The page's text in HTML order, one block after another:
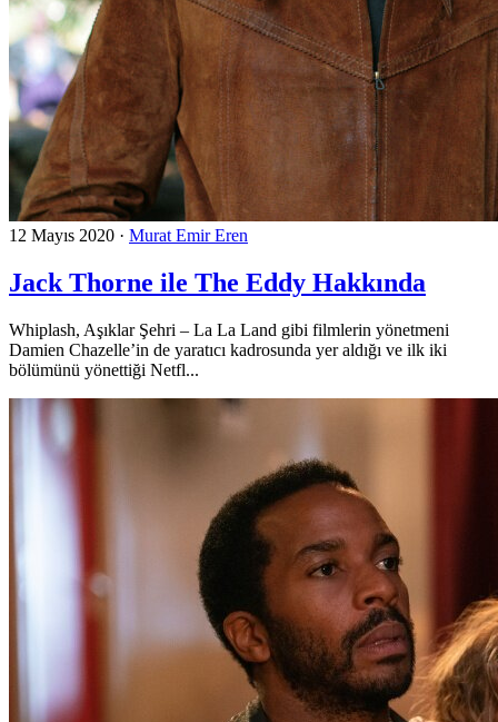
12 Mayıs 2020 · Murat Emir Eren
Jack Thorne ile The Eddy Hakkında
Whiplash, Aşıklar Şehri – La La Land gibi filmlerin yönetmeni
Damien Chazelle’in de yaratıcı kadrosunda yer aldığı ve ilk iki
bölümünü yönettiği Netfl...